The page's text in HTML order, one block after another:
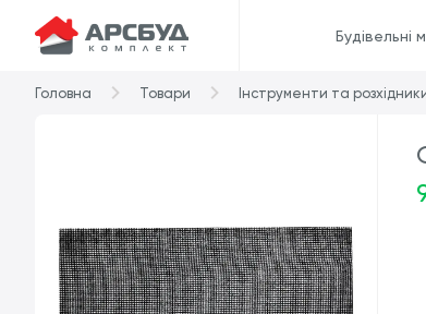
Будівельні
Головна Товари Інструменти та